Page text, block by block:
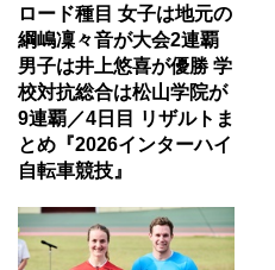
ロード種目 女子は地元の
綱嶋凜々音が大会2連覇
男子は井上悠喜が優勝 学
校対抗総合は松山学院が
9連覇／4日目 リザルトま
とめ『2026インターハイ
自転車競技』